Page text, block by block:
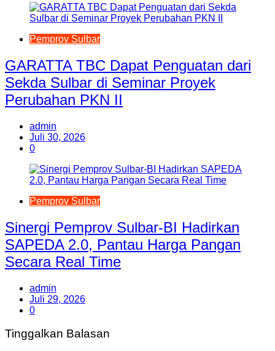
Pemprov Sulbar
GARATTA TBC Dapat Penguatan dari
Sekda Sulbar di Seminar Proyek
Perubahan PKN II
admin
Juli 30, 2026
0
Pemprov Sulbar
Sinergi Pemprov Sulbar-BI Hadirkan
SAPEDA 2.0, Pantau Harga Pangan
Secara Real Time
admin
Juli 29, 2026
0
Tinggalkan Balasan